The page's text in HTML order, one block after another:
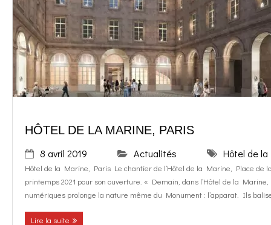
HÔTEL DE LA MARINE, PARIS
8 avril 2019 Actualités Hôtel de
Hôtel de la Marine, Paris Le chantier de l’Hôtel de la Marine, Place de
printemps 2021 pour son ouverture. « Demain, dans l’Hôtel de la
numériques prolonge la nature même du Monument : l’apparat. Ils
Lire la suite